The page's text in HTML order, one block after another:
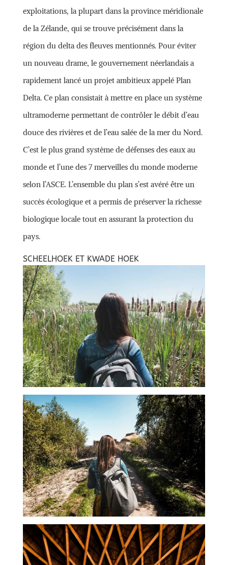
exploitations, la plupart dans la province méridionale
de la Zélande, qui se trouve précisément dans la
région du delta des fleuves mentionnés. Pour éviter
un nouveau drame, le gouvernement néerlandais a
rapidement lancé un projet ambitieux appelé Plan
Delta. Ce plan consistait à mettre en place un système
ultramoderne permettant de contrôler le débit d’eau
douce des rivières et de l’eau salée de la mer du Nord.
C’est le plus grand système de défenses des eaux au
monde et l’une des 7 merveilles du monde moderne
selon l’ASCE. L’ensemble du plan s’est avéré être un
succès écologique et a permis de préserver la richesse
biologique locale tout en assurant la protection du
pays.
SCHEELHOEK ET KWADE HOEK